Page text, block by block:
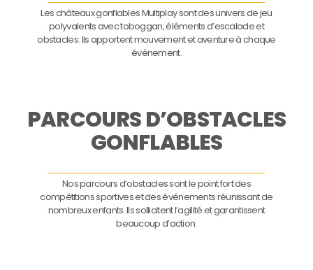
Les châteaux gonflables Multiplay sont des univers de jeu
polyvalents avec toboggan, éléments d’escalade et
obstacles. Ils apportent mouvement et aventure à chaque
événement.
PARCOURS D’OBSTACLES
GONFLABLES
Nos parcours d’obstacles sont le point fort des
compétitions sportives et des événements réunissant de
nombreux enfants. Ils sollicitent l’agilité et garantissent
beaucoup d’action.